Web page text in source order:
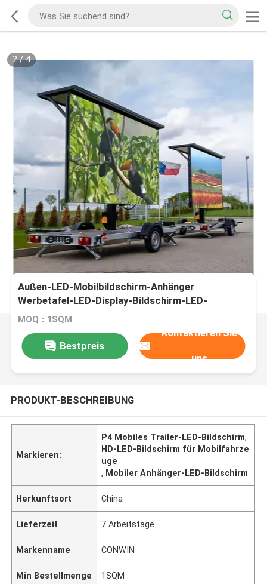
2/4
Außen-LED-Mobilbildschirm-Anhänger
Werbetafel-LED-Display-Bildschirm-LED-
Bildschirm-Anhänger
MOQ：1SQM
Bestpreis
Kontaktieren Sie
uns
PRODUKT-BESCHREIBUNG
Markieren:
P4 Mobiles Trailer-LED-Bildschirm,
HD-LED-Bildschirm für Mobilfahrze
uge
, Mobiler Anhänger-LED-Bildschirm
Herkunftsort China
Lieferzeit 7 Arbeitstage
Markenname CONWIN
Min Bestellmenge 1SQM